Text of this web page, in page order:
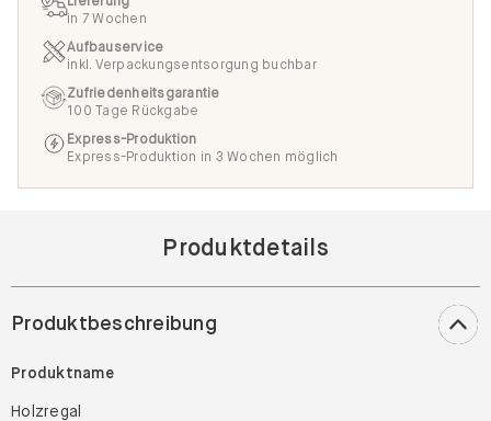
in 7 Wochen
Aufbauservice
inkl. Verpackungsentsorgung buchbar
Zufriedenheitsgarantie
100 Tage Rückgabe
Express-Produktion
Express-Produktion in 3 Wochen möglich
Produktdetails
Produktbeschreibung
Produktname
Holzregal